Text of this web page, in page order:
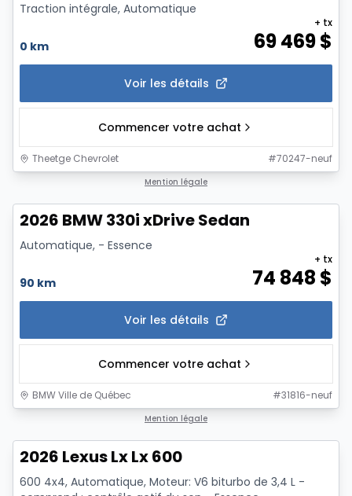
Traction intégrale, Automatique
0 km 69 469$
+ tx
Voir les détails
Commencer votre achat
Theetge Chevrolet #70247-neuf
Mention légale
2026 BMW 330i xDrive Sedan
Automatique, - Essence
90 km 74 848 $
+ tx
Voir les détails
Commencer votre achat
BMW Ville de Québec #31816-neuf
Mention légale
2026 Lexus Lx Lx 600
600 4x4, Automatique, Moteur: V6 biturbo de 3,4 L -